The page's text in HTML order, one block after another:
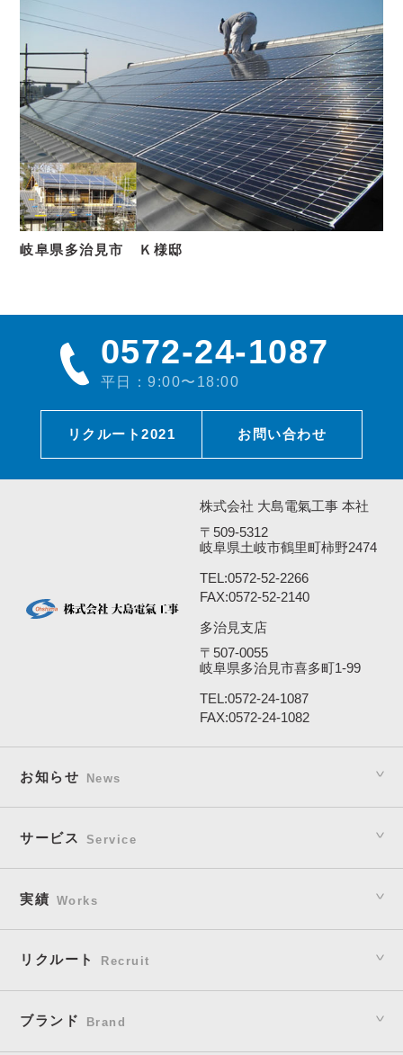
岐阜県多治見市 Ｋ様邸
0572-24-1087
平日：9:00〜18:00
リクルート2021 お問い合わせ
株式会社 大島電氣工事 本社
〒509-5312
岐阜県土岐市鶴里町柿野2474
TEL:0572-52-2266
FAX:0572-52-2140
多治見支店
〒507-0055
岐阜県多治見市喜多町1-99
TEL:0572-24-1087
FAX:0572-24-1082
News
お知らせ
Service
サービス
Works
実績
Recruit
リクルート
Brand
ブランド